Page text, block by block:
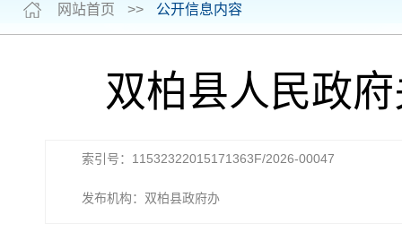
网站首页 >> 公开信息内容
双柏县人民政
索引号：11532322015171363F/2026-00047
发布机构：双柏县政府办